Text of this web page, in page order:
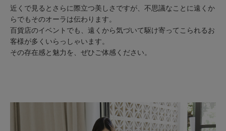
近くで見るとさらに際立つ美しさですが、不思議なことに遠くか
らでもそのオーラは伝わります。
百貨店のイベントでも、遠くから気づいて駆け寄ってこられるお
客様が多くいらっしゃいます。
その存在感と魅力を、ぜひご体感ください。